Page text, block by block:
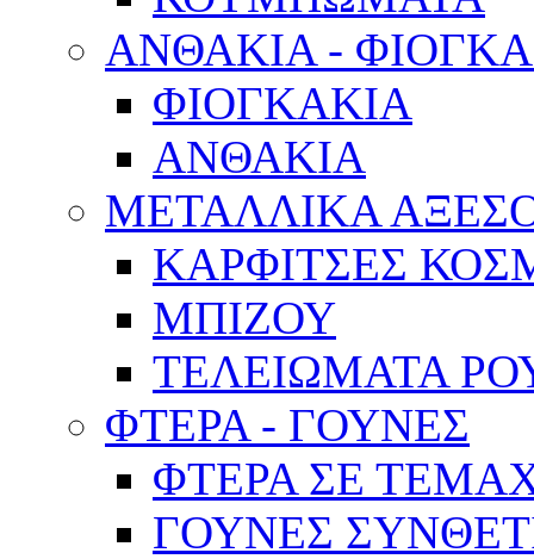
ΑΝΘΑΚΙΑ -
ΦΙΟΓΚΑΚΙΑ
ΑΝΘΑΚΙΑ
ΜΕΤΑΛΛΙΚΑ
ΚΑΡΦΙΤΣΕΣ
ΜΠΙΖΟΥ
ΤΕΛΕΙΩΜΑΤΑ
ΦΤΕΡΑ - ΓΟΥΝΕΣ
ΦΤΕΡΑ ΣΕ
ΓΟΥΝΕΣ